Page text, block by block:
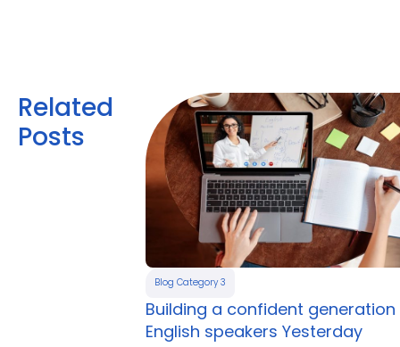
Related
Posts
Blog Category 3
Building a confident
English speakers Yesterday